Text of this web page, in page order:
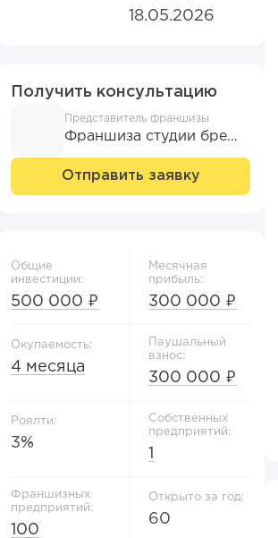
18.05.2026
Получить консультацию
Представитель франшизы
Франшиза студии брендирования №1 Adonis
Отправить заявку
Общие
инвестиции:
500 000 ₽
Месячная
прибыль:
300 000 ₽
Окупаемость:
4 месяца
Паушальный
взнос:
300 000 ₽
Роялти:
3%
Собственных
предприятий:
Франшизных
предприятий:
100
Открыто за год:
60